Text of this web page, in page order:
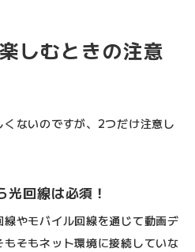
しむときの注意
ないのですが、2つだけ注意し
回線は必須！
やモバイル回線を通じて動画デ
そもネット環境に接続していな